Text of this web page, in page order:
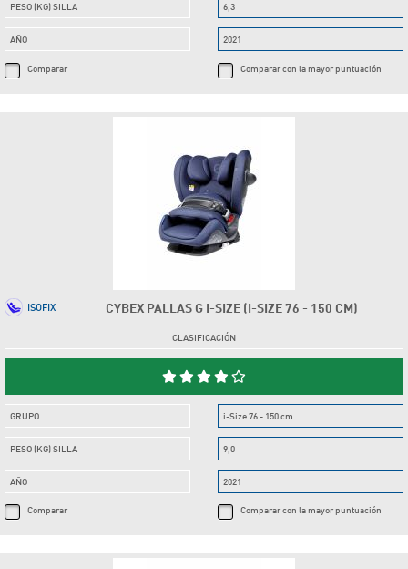
PESO (KG) SILLA
AÑO
Comparar
6,3
2021
Comparar con la mayor puntuación
CYBEX PALLAS G I-SIZE (I-SIZE 76 - 150 CM)
ISOFIX
CLASIFICACIÓN
GRUPO
PESO (KG) SILLA
AÑO
Comparar
i-Size 76 - 150 cm
9,0
2021
Comparar con la mayor puntuación